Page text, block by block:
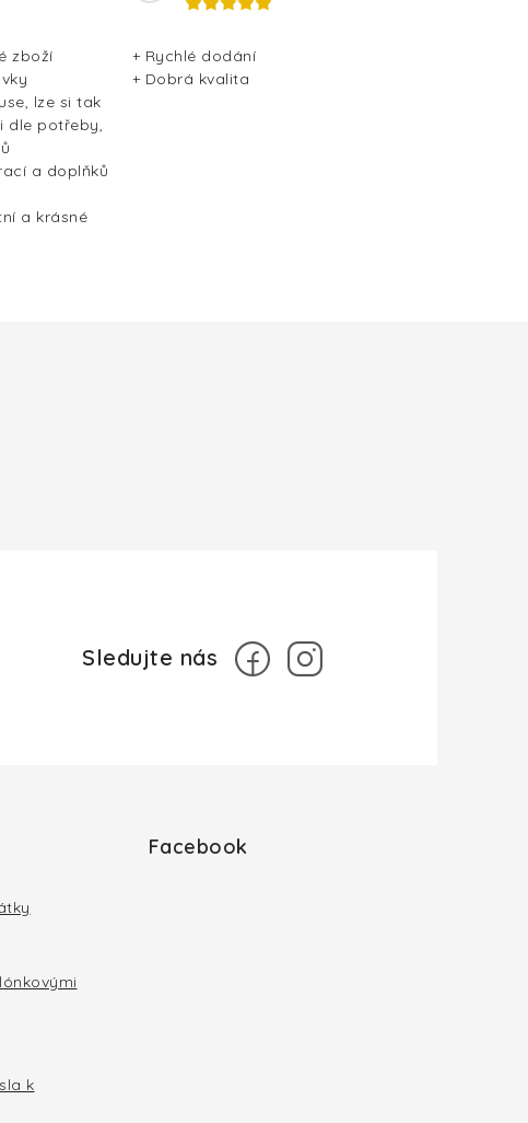
zboží
lze si tak
dle potřeby,
a doplňků
a krásné
+ Rychlé dodání
+ Dobrá kvalita
k
Facebook